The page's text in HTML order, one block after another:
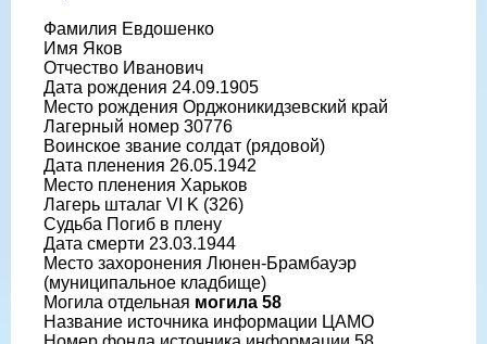
Фамилия Евдошенко
Имя Яков
Отчество Иванович
Дата рождения 24.09.1905
Место рождения Орджоникидзевский край
Лагерный номер 30776
Воинское звание солдат (рядовой)
Дата пленения 26.05.1942
Место пленения Харьков
Лагерь шталаг VI K (326)
Судьба Погиб в плену
Дата смерти 23.03.1944
Место захоронения Люнен-Брамбауэр
(муниципальное кладбище)
Могила отдельная могила 58
Название источника информации ЦАМО